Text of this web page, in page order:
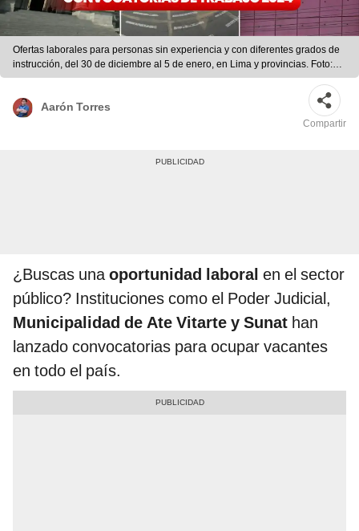
Ofertas laborales para personas sin experiencia y con diferentes grados de
instrucción, del 30 de diciembre al 5 de enero, en Lima y provincias. Foto:
PJ/Sunat/MuniAte
Aarón Torres
Compartir
¿Buscas unaoportunidad laboral en el sector
público? Instituciones como el Poder Judicial,
Municipalidad de Ate Vitarte y Sunat han
lanzado convocatorias para ocupar vacantes
en todo el país.